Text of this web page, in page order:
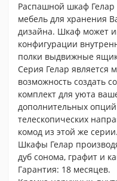
Распашной шкаф Гелар
мебель для хранения
дизайна. Шкаф может
конфигурации
полки выдвижные
Серия Гелар является
возможность создать
комплект для уюта
дополнительных опций
телескопических
комод из этой же серии.
Шкафы Гелар
дуб сонома, графит и
Гарантия: 18 месяцев.